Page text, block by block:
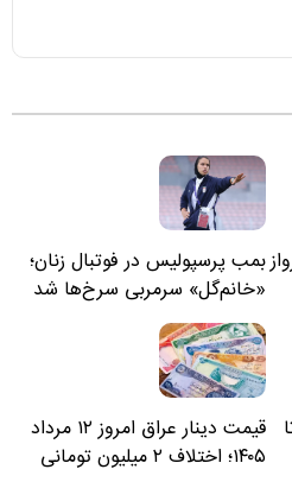
بمب پرسپولیس در فوتبال زنان؛
«خانم‌گل» سرمربی سرخ‌ها شد
قیمت دینار عراق امروز ۱۲ مرداد
۱۴۰۵؛ اختلاف ۲ میلیون تومانی